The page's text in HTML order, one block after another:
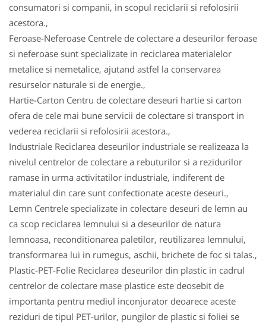
consumatori si companii, in scopul reciclarii si refolosirii
acestora.,
Feroase-Neferoase Centrele de colectare a deseurilor feroase
si neferoase sunt specializate in reciclarea materialelor
metalice si nemetalice, ajutand astfel la conservarea
resurselor naturale si de energie.,
Hartie-Carton Centru de colectare deseuri hartie si carton
ofera de cele mai bune servicii de colectare si transport in
vederea reciclarii si refolosirii acestora.,
Industriale Reciclarea deseurilor industriale se realizeaza la
nivelul centrelor de colectare a rebuturilor si a rezidurilor
ramase in urma activitatilor industriale, indiferent de
materialul din care sunt confectionate aceste deseuri.,
Lemn Centrele specializate in colectare deseuri de lemn au
ca scop reciclarea lemnului si a deseurilor de natura
lemnoasa, reconditionarea paletilor, reutilizarea lemnului,
transformarea lui in rumegus, aschii, brichete de foc si talas.,
Plastic-PET-Folie Reciclarea deseurilor din plastic in cadrul
centrelor de colectare mase plastice este deosebit de
importanta pentru mediul inconjurator deoarece aceste
reziduri de tipul PET-urilor, pungilor de plastic si foliei se